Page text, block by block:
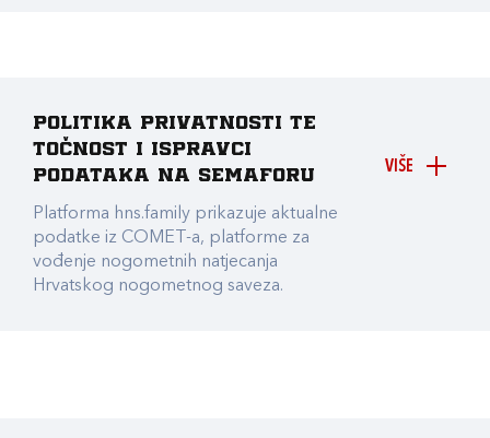
VIŠE
Politika privatnosti te
točnost i ispravci
podataka na Semaforu
Platforma hns.family prikazuje aktualne
podatke iz COMET-a, platforme za
vođenje nogometnih natjecanja
Hrvatskog nogometnog saveza.